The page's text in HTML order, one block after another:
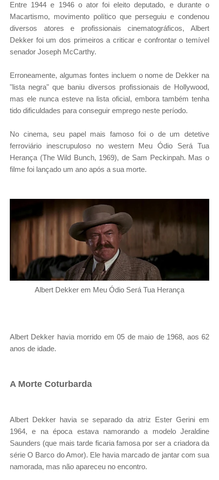
Entre 1944 e 1946 o ator foi eleito deputado, e durante o
Macartismo, movimento político que perseguiu e condenou
diversos atores e profissionais cinematográficos, Albert
Dekker foi um dos primeiros a criticar e confrontar o temível
senador Joseph McCarthy.
Erroneamente, algumas fontes incluem o nome de Dekker na
"lista negra" que baniu diversos profissionais de Hollywood,
mas ele nunca esteve na lista oficial, embora também tenha
tido dificuldades para conseguir emprego neste período.
No cinema, seu papel mais famoso foi o de um detetive
ferroviário inescrupuloso no western Meu Ódio Será Tua
Herança (The Wild Bunch, 1969), de Sam Peckinpah. Mas o
filme foi lançado um ano após a sua morte.
Albert Dekker em Meu Ódio Será Tua Herança
Albert Dekker havia morrido em 05 de maio de 1968, aos 62
anos de idade.
A Morte Coturbarda
Albert Dekker havia se separado da atriz Ester Gerini em
1964, e na época estava namorando a modelo Jeraldine
Saunders (que mais tarde ficaria famosa por ser a criadora da
série O Barco do Amor). Ele havia marcado de jantar com sua
namorada, mas não apareceu no encontro.